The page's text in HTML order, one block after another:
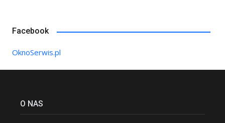
Facebook
OknoSerwis.pl
O NAS